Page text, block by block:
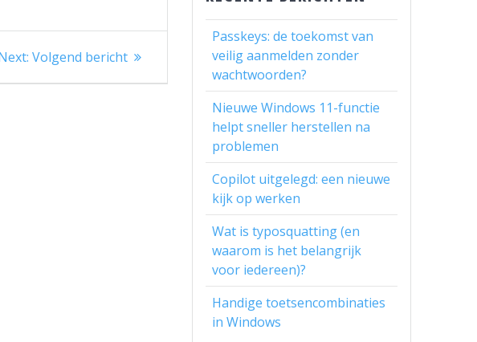
Next
Volgend bericht
Passkeys: de toekomst van
veilig aanmelden zonder
wachtwoorden?
Nieuwe Windows 11-functie
helpt sneller herstellen na
problemen
Copilot uitgelegd: een nieuwe
kijk op werken
Wat is typosquatting (en
waarom is het belangrijk
voor iedereen)?
Handige toetsencombinaties
in Windows